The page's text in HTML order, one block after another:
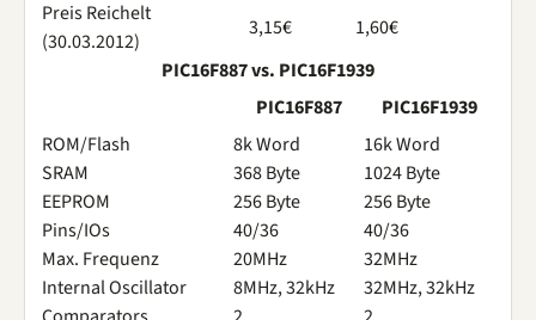
Preis Reichelt
(30.03.2012)
3,15€
1,60€
PIC16F887 vs. PIC16F1939
PIC16F887
PIC16F1939
ROM/Flash
8k Word
16k Word
SRAM
368 Byte
1024 Byte
EEPROM
256 Byte
256 Byte
Pins/IOs
40/36
40/36
Max. Frequenz
20MHz
32MHz
Internal Oscillator
8MHz, 32kHz
32MHz, 32kHz